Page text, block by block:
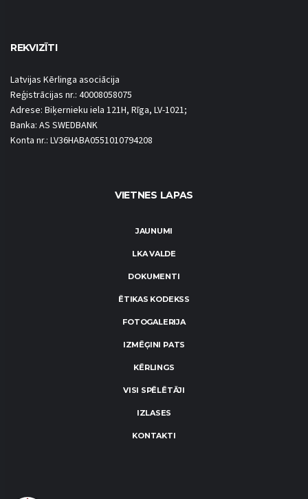
REKVIZĪTI
Latvijas Kērlinga asociācija
Reģistrācijas nr.: 40008058075
Adrese: Biķernieku iela 121H, Rīga, LV-1021;
Banka: AS SWEDBANK
Konta nr.: LV36HABA0551010794208
VIETNES LAPAS
JAUNUMI
LKA VALDE
DOKUMENTI
ĒTIKAS KODEKSS
FOTOGALERIJA
IZMĒĢINI PATS
KĒRLINGS
VISI SPĒLĒTĀJI
IZLASES
KONTAKTI